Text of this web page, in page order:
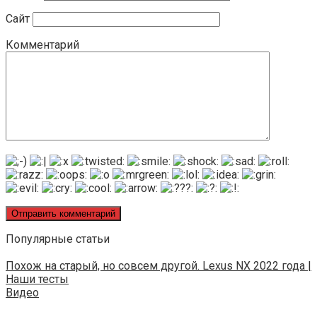
Сайт
Комментарий
Популярные статьи
Похож на старый, но совсем другой. Lexus NX 2022 года |
Наши тесты
Видео